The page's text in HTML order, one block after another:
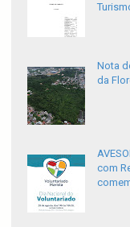
Nota
da
com